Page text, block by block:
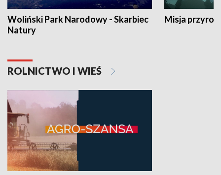
Woliński Park Narodowy - Skarbiec
Natury
Misja
ROLNICTWO I WIEŚ